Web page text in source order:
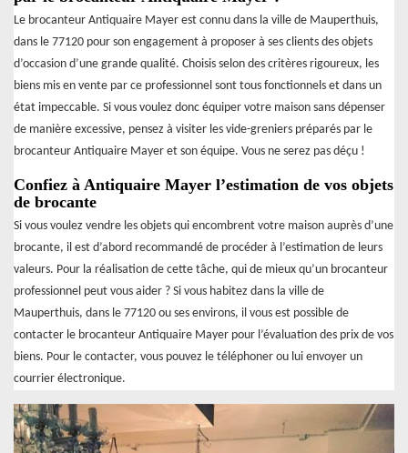
Le brocanteur Antiquaire Mayer est connu dans la ville de Mauperthuis,
dans le 77120 pour son engagement à proposer à ses clients des objets
d’occasion d’une grande qualité. Choisis selon des critères rigoureux, les
biens mis en vente par ce professionnel sont tous fonctionnels et dans un
état impeccable. Si vous voulez donc équiper votre maison sans dépenser
de manière excessive, pensez à visiter les vide-greniers préparés par le
brocanteur Antiquaire Mayer et son équipe. Vous ne serez pas déçu !
Confiez à Antiquaire Mayer l’estimation de vos objets
de brocante
Si vous voulez vendre les objets qui encombrent votre maison auprès d’une
brocante, il est d’abord recommandé de procéder à l’estimation de leurs
valeurs. Pour la réalisation de cette tâche, qui de mieux qu’un brocanteur
professionnel peut vous aider ? Si vous habitez dans la ville de
Mauperthuis, dans le 77120 ou ses environs, il vous est possible de
contacter le brocanteur Antiquaire Mayer pour l’évaluation des prix de vos
biens. Pour le contacter, vous pouvez le téléphoner ou lui envoyer un
courrier électronique.